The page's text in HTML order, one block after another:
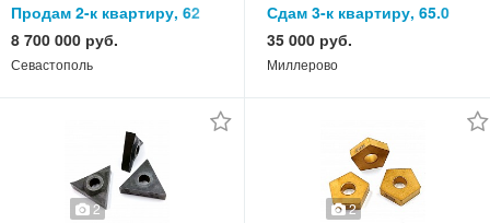
Продам 2-к квартиру, 62
кв.м, этаж 9 из 9
8 700 000 руб.
Севастополь
Сдам 3-к квартиру, 65.0
кв.м, этаж 5 из 5
35 000 руб.
Миллерово
2 2